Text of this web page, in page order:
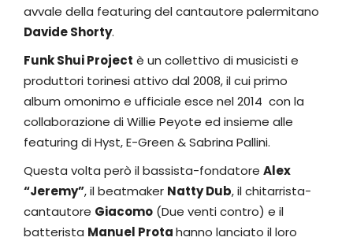
avvale della featuring del cantautore palermitano
Davide Shorty.
Funk Shui Project è un collettivo di musicisti e
produttori torinesi attivo dal 2008, il cui primo
album omonimo e ufficiale esce nel 2014 con la
collaborazione di Willie Peyote ed insieme alle
featuring di Hyst, E-Green & Sabrina Pallini.
Questa volta però il bassista-fondatore Alex
“Jeremy”, il beatmaker Natty Dub, il chitarrista-
cantautore Giacomo (Due venti contro) e il
batterista Manuel Protahanno lanciato il loro